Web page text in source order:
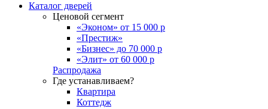
Каталог дверей
Ценовой сегмент
«Эконом» от 15 000 р
«Престиж»
«Бизнес» до 70 000 р
«Элит» от 60 000 р
Распродажа
Где устанавливаем?
Квартира
Коттедж